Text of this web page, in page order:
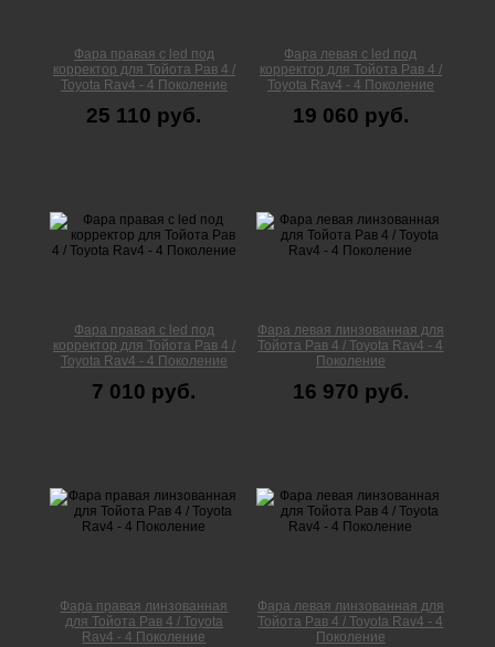
Фара правая с led под
корректор для Тойота Рав 4 /
Toyota Rav4 - 4 Поколение
25 110 руб.
Фара левая с led под
корректор для Тойота Рав 4 /
Toyota Rav4 - 4 Поколение
19 060 руб.
Фара правая c led под
корректор для Тойота Рав 4 /
Toyota Rav4 - 4 Поколение
7 010 руб.
Фара левая линзованная для
Тойота Рав 4 / Toyota Rav4 - 4
Поколение
16 970 руб.
Фара правая линзованная
для Тойота Рав 4 / Toyota
Rav4 - 4 Поколение
Фара левая линзованная для
Тойота Рав 4 / Toyota Rav4 - 4
Поколение